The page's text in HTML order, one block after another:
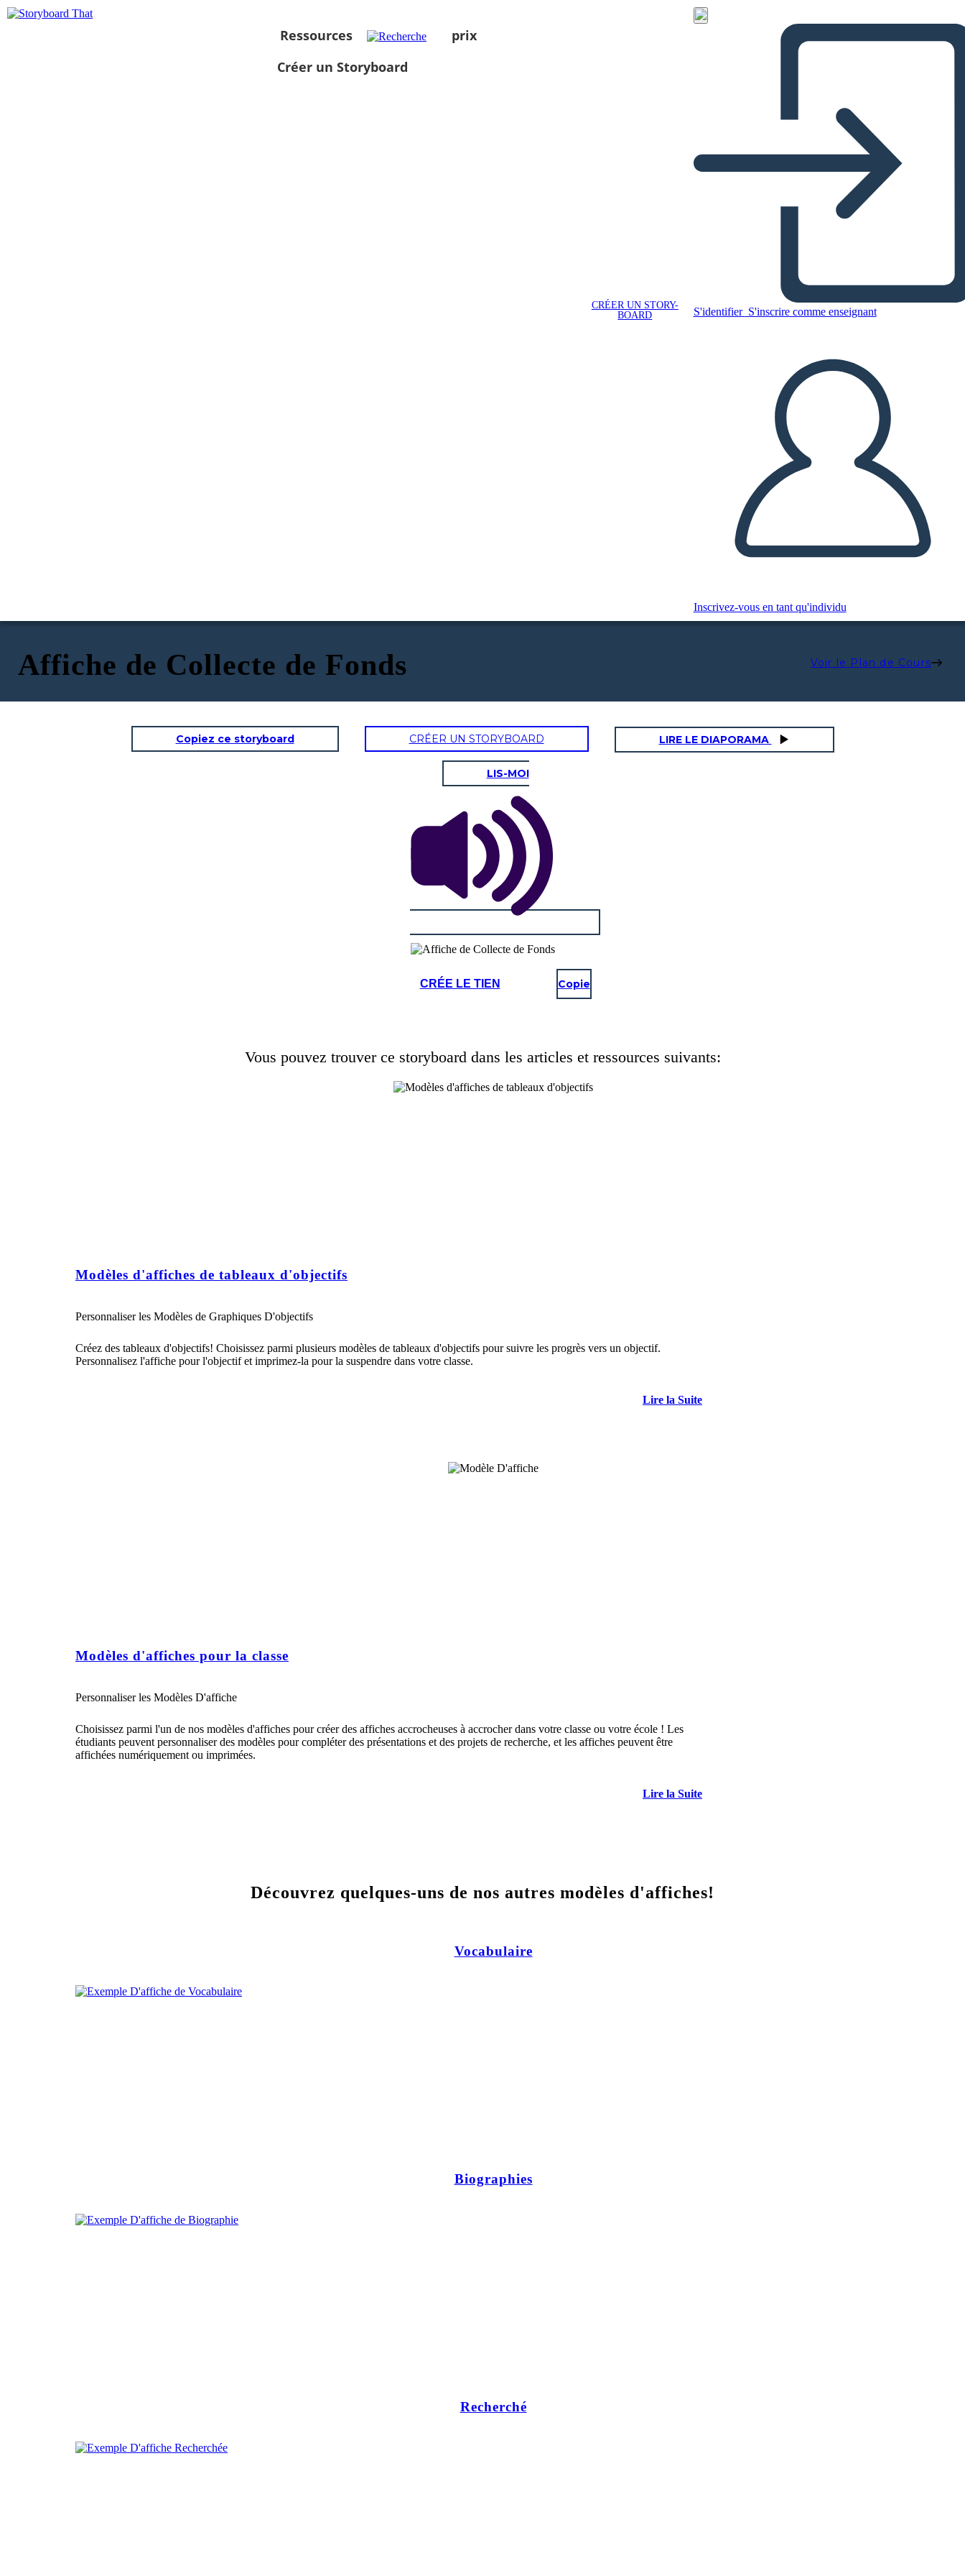
Ressources
prix
Créer un Storyboard
CRÉER UN STORY-
BOARD
S'identifier S'inscrire comme enseignant
Inscrivez-vous en tant qu'individu
Affiche de Collecte de Fonds Voir le Plan de Cours
Copiez ce storyboard CRÉER UN STORYBOARD LIRE LE DIAPORAMA
LIS-MOI
CRÉE LE TIEN Copie
Vous pouvez trouver ce storyboard dans les articles et ressources suivants:
Modèles d'affiches de tableaux d'objectifs
Personnaliser les Modèles de Graphiques D'objectifs
Créez des tableaux d'objectifs! Choisissez parmi plusieurs modèles de tableaux d'objectifs pour suivre les progrès vers un objectif.
Personnalisez l'affiche pour l'objectif et imprimez-la pour la suspendre dans votre classe.
Lire la Suite
Modèles d'affiches pour la classe
Personnaliser les Modèles D'affiche
Choisissez parmi l'un de nos modèles d'affiches pour créer des affiches accrocheuses à accrocher dans votre classe ou votre école ! Les
étudiants peuvent personnaliser des modèles pour compléter des présentations et des projets de recherche, et les affiches peuvent être
affichées numériquement ou imprimées.
Lire la Suite
Découvrez quelques-uns de nos autres modèles d'affiches!
Vocabulaire
Biographies
Recherché